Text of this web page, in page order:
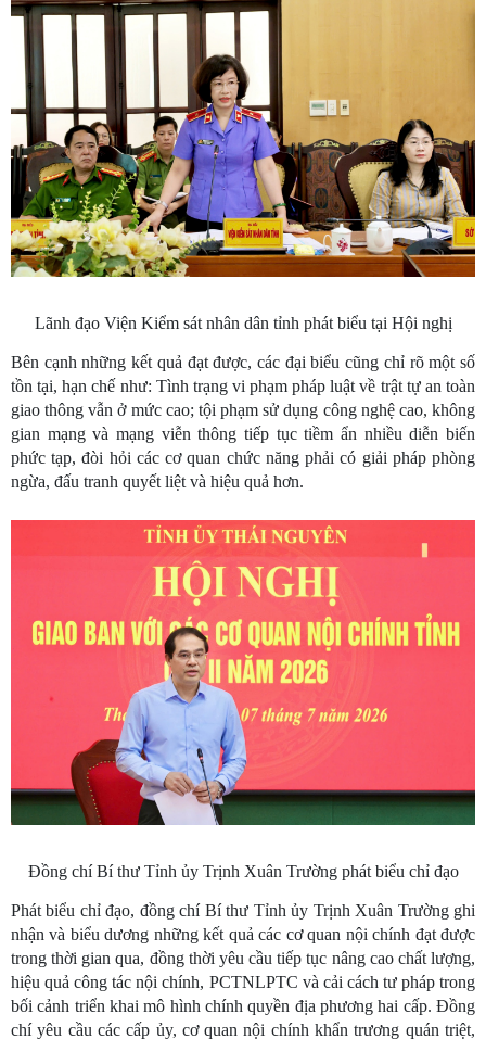
Lãnh đạo Viện Kiểm sát nhân dân tỉnh phát biểu tại Hội nghị
Bên cạnh những kết quả đạt được, các đại biểu cũng chỉ rõ một số
tồn tại, hạn chế như: Tình trạng vi phạm pháp luật về trật tự an toàn
giao thông vẫn ở mức cao; tội phạm sử dụng công nghệ cao, không
gian mạng và mạng viễn thông tiếp tục tiềm ẩn nhiều diễn biến
phức tạp, đòi hỏi các cơ quan chức năng phải có giải pháp phòng
ngừa, đấu tranh quyết liệt và hiệu quả hơn.
Đồng chí Bí thư Tỉnh ủy Trịnh Xuân Trường phát biểu chỉ đạo
Phát biểu chỉ đạo, đồng chí Bí thư Tỉnh ủy Trịnh Xuân Trường ghi
nhận và biểu dương những kết quả các cơ quan nội chính đạt được
trong thời gian qua, đồng thời yêu cầu tiếp tục nâng cao chất lượng,
hiệu quả công tác nội chính, PCTNLPTC và cải cách tư pháp trong
bối cảnh triển khai mô hình chính quyền địa phương hai cấp. Đồng
chí yêu cầu các cấp ủy, cơ quan nội chính khẩn trương quán triệt,